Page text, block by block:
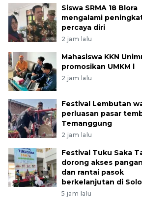
Siswa SRMA 18 Blora
mengalami
percaya diri
2 jam lalu
Mahasiswa KKN
promosikan UMKM l
2 jam lalu
Festival Lembutan
perluasan pasar
Temanggung
2 jam lalu
Festival Tuku Saka
dorong akses
dan rantai pasok
berkelanjutan di Solo
5 jam lalu